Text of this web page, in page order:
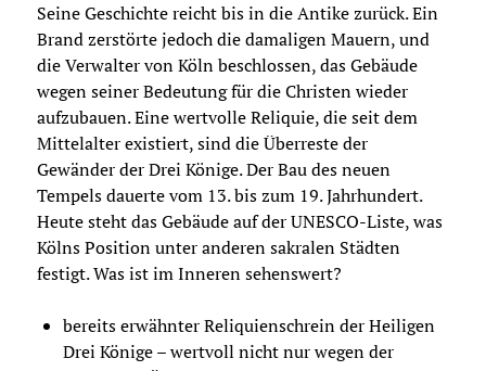
Seine Geschichte reicht bis in die Antike zurück. Ein
Brand zerstörte jedoch die damaligen Mauern, und
die Verwalter von Köln beschlossen, das Gebäude
wegen seiner Bedeutung für die Christen wieder
aufzubauen. Eine wertvolle Reliquie, die seit dem
Mittelalter existiert, sind die Überreste der
Gewänder der Drei Könige. Der Bau des neuen
Tempels dauerte vom 13. bis zum 19. Jahrhundert.
Heute steht das Gebäude auf der UNESCO-Liste, was
Kölns Position unter anderen sakralen Städten
festigt. Was ist im Inneren sehenswert?
bereits erwähnter Reliquienschrein der Heiligen
Drei Könige – wertvoll nicht nur wegen der